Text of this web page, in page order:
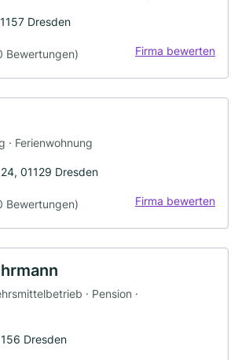
Dresden
Bewertungen) Firma bewerten
· Ferienwohnung
01129 Dresden
Bewertungen) Firma bewerten
· Pension ·
Dresden